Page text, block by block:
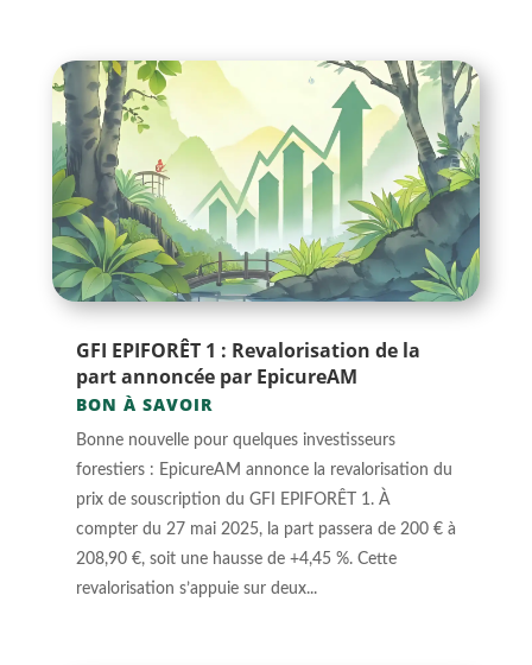
GFI EPIFORÊT 1 : Revalorisation de la
part annoncée par EpicureAM
BON À SAVOIR
Bonne nouvelle pour quelques investisseurs
forestiers : EpicureAM annonce la revalorisation du
prix de souscription du GFI EPIFORÊT 1. À
compter du 27 mai 2025, la part passera de 200 € à
208,90 €, soit une hausse de +4,45 %. Cette
revalorisation s’appuie sur deux...